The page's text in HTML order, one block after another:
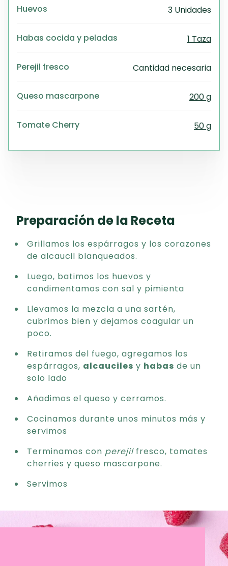
Huevos 3 Unidades
Habas cocida y peladas 1 Taza
Perejil fresco Cantidad necesaria
Queso mascarpone 200 g
Tomate Cherry 50 g
Preparación de la Receta
Grillamos los espárragos y los corazones
de alcaucil blanqueados.
Luego, batimos los huevos y
condimentamos con sal y pimienta
Llevamos la mezcla a una sartén,
cubrimos bien y dejamos coagular un
poco.
Retiramos del fuego, agregamos los
espárragos, alcauciles y habas de un
solo lado
Añadimos el queso y cerramos.
Cocinamos durante unos minutos más y
servimos
Terminamos con perejilfresco, tomates
cherries y queso mascarpone.
Servimos